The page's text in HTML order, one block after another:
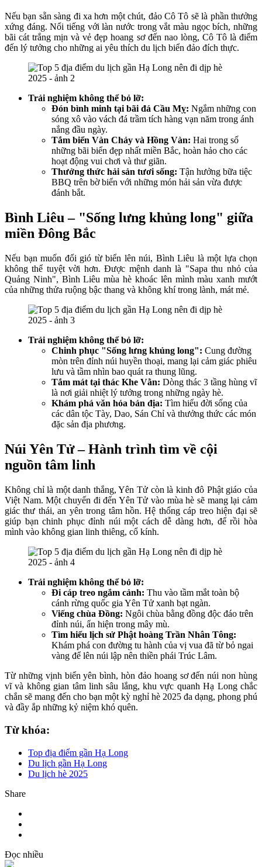
Nếu bạn sẵn sàng đi xa hơn một chút, đảo Cô Tô sẽ là phần thưởng
xứng đáng. Nổi tiếng với làn nước trong vắt màu ngọc bích, những
bãi cát trắng mịn và vẻ đẹp hoang sơ đến nao lòng, Cô Tô là điểm
đến lý tưởng cho những ai yêu thích du lịch biển đảo đích thực.
Trải nghiệm không thể bỏ lỡ:
Đón bình minh tại bãi đá Cầu Mỵ: Ngắm những con
sóng xô vào vách đá trầm tích hàng vạn năm trong ánh
nắng đầu ngày.
Tắm biển Vàn Chảy và Hồng Vàn: Hai trong số
những bãi biển đẹp nhất miền Bắc, hoàn hảo cho các
hoạt động vui chơi và thư giãn.
Thưởng thức hải sản tươi sống: Tận hưởng bữa tiệc
BBQ trên bờ biển với những món hải sản vừa được
đánh bắt.
Bình Liêu – "Sống lưng khủng long" giữa
miền Đông Bắc
Nếu bạn muốn đổi gió từ biển lên núi, Bình Liêu là một lựa chọn
không thể tuyệt vời hơn. Được mệnh danh là "Sapa thu nhỏ của
Quảng Ninh", Bình Liêu mùa hè khoác lên mình màu xanh mướt
của những thửa ruộng bậc thang và không khí trong lành, mát mẻ.
Trải nghiệm không thể bỏ lỡ:
Chinh phục "Sống lưng khủng long": Cung đường
mòn trên đỉnh núi huyền thoại, mang lại cảm giác phiêu
lưu và tầm nhìn bao quát ra thung lũng.
Tắm mát tại thác Khe Vằn: Dòng thác 3 tầng hùng vĩ
là nơi giải nhiệt lý tưởng trong những ngày hè.
Khám phá văn hóa bản địa: Tìm hiểu đời sống của
các dân tộc Tày, Dao, Sán Chỉ và thưởng thức các món
đặc sản địa phương.
Núi Yên Tử – Hành trình tìm về cội
nguồn tâm linh
Không chỉ là một danh thắng, Yên Tử còn là kinh đô Phật giáo của
Việt Nam. Một chuyến đi đến Yên Tử vào mùa hè sẽ mang lại cảm
giác thư thái, an yên trong tâm hồn. Hệ thống cáp treo hiện đại sẽ
giúp bạn chinh phục đỉnh núi một cách dễ dàng hơn, để rồi hòa
mình vào không gian linh thiêng, cổ kính.
Trải nghiệm không thể bỏ lỡ:
Đi cáp treo ngắm cảnh: Thu vào tầm mắt toàn bộ
cánh rừng quốc gia Yên Tử xanh bạt ngàn.
Viếng chùa Đồng: Ngôi chùa bằng đồng độc đáo trên
đỉnh núi, ẩn hiện trong mây mù.
Tìm hiểu lịch sử Phật hoàng Trần Nhân Tông:
Khám phá con đường tu hành của vị vua đã từ bỏ ngai
vàng để lên núi lập nên thiền phái Trúc Lâm.
Từ những vịnh biển yên bình, hòn đảo hoang sơ đến núi non hùng
vĩ và không gian tâm linh sâu lắng, khu vực quanh Hạ Long chắc
chắn sẽ mang đến cho bạn một kỳ nghỉ hè 2025 đa dạng, phong phú
và đầy ắp những kỷ niệm khó quên.
Từ khóa:
Top địa điểm gần Hạ Long
Du lịch gần Hạ Long
Du lịch hè 2025
Share
Đọc nhiều